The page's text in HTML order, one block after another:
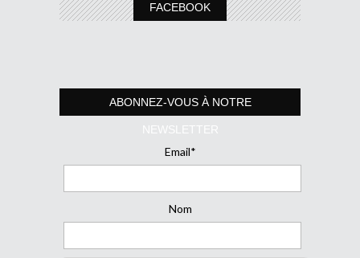
FACEBOOK
ABONNEZ-VOUS À NOTRE
NEWSLETTER
Email*
Nom